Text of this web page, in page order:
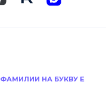
ФАМИЛИИ НА БУКВУ Е